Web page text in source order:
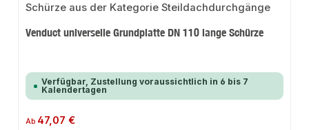
Venduct universelle Grundplatte DN 110 lange Schürze
Verfügbar, Zustellung voraussichtlich in 6 bis 7
Kalendertagen
Regulärer Preis:
Ab 47,07 €